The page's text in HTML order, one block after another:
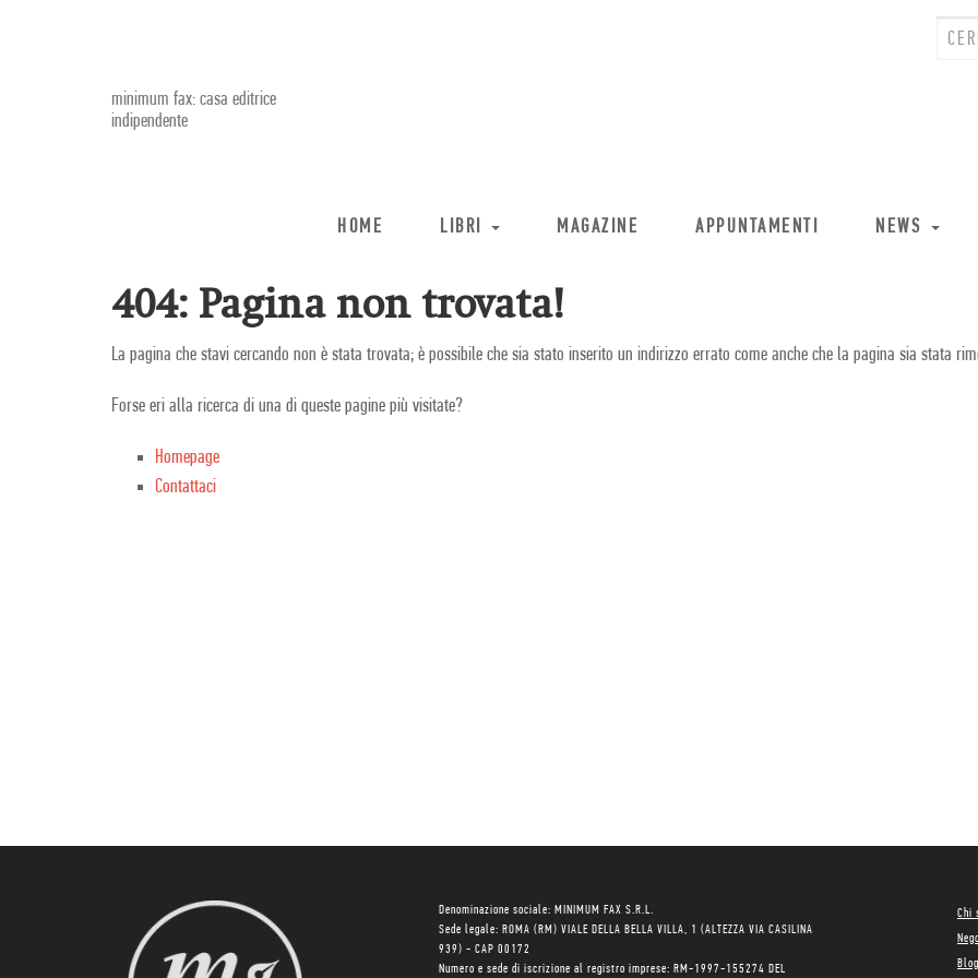
minimum fax: casa editrice
indipendente
HOME LIBRI MAGAZINE APPUNTAMENTI NEWS
404: Pagina non trovata!
La pagina che stavi cercando non è stata trovata; è possibile che sia stato inserito un indirizzo errato come anche che la pagina sia stata
Forse eri alla ricerca di una di queste pagine più visitate?
Homepage
Contattaci
Denominazione sociale: MINIMUM FAX S.R.L.
Sede legale: ROMA (RM) VIALE DELLA BELLA VILLA, 1 (ALTEZZA VIA CASILINA
939) - CAP 00172
Numero e sede di iscrizione al registro imprese: RM-1997-155274 DEL
Chi